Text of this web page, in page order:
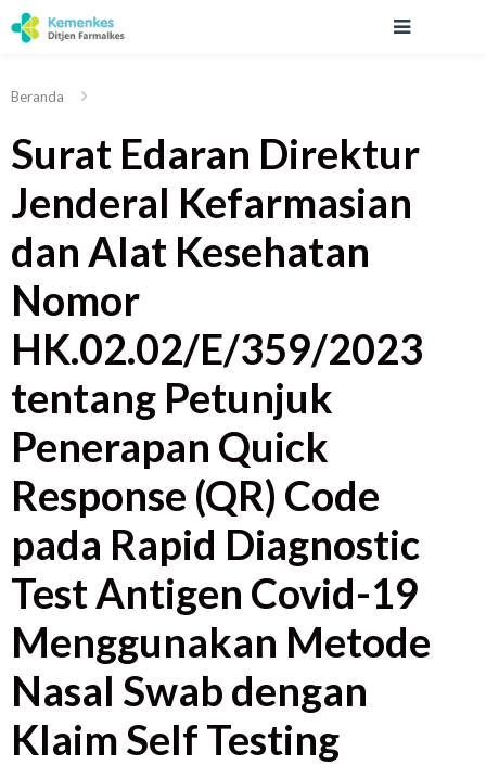
Beranda
Surat Edaran Direktur
Jenderal Kefarmasian
dan Alat Kesehatan
Nomor
HK.02.02/E/359/2023
tentang Petunjuk
Penerapan Quick
Response (QR) Code
pada Rapid Diagnostic
Test Antigen Covid-19
Menggunakan Metode
Nasal Swab dengan
Klaim Self Testing